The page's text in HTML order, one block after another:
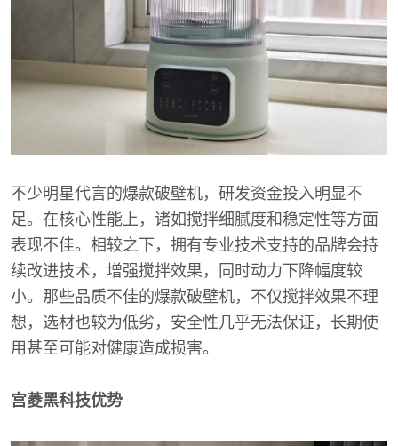
不少明星代言的爆款破壁机，研发资金投入明显不
足。在核心性能上，诸如搅拌细腻度和稳定性等方面
表现不佳。相较之下，拥有专业技术支持的品牌会持
续改进技术，增强搅拌效果，同时动力下降幅度较
小。那些品质不佳的爆款破壁机，不仅搅拌效果不理
想，选材也较为低劣，安全性几乎无法保证，长期使
用甚至可能对健康造成损害。
宫菱黑科技优势